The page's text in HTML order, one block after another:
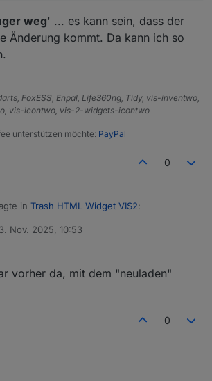
weg' ... es kann sein, dass der
Änderung kommt. Da kann ich so
FoxESS, Enpal, Life360ng, Tidy, vis-inventwo,
vis-icontwo, vis-2-widgets-icontwo
unterstützen möchte: PayPal
0
in Trash HTML Widget VIS2:
ich
' Finger weg
' ... es kann sein, dass der
deine Änderung kommt. Da kann ich so
helfen.
3. Nov. 2025, 10:53
von
vorher da, mit dem "neuladen"
0